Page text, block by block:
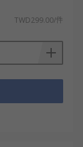
vary by
on the
to
made
TWD299.00/件